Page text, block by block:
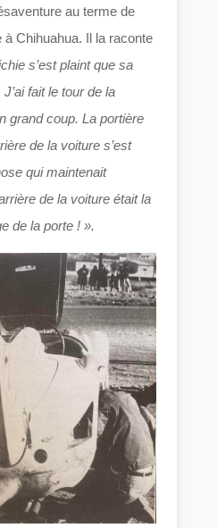
au terme de
à Chihuahua. Il la raconte
s’est plaint que sa
fait le tour de la
grand coup. La portière
de la voiture s’est
qui maintenait
de la voiture était la
de la porte ! ».